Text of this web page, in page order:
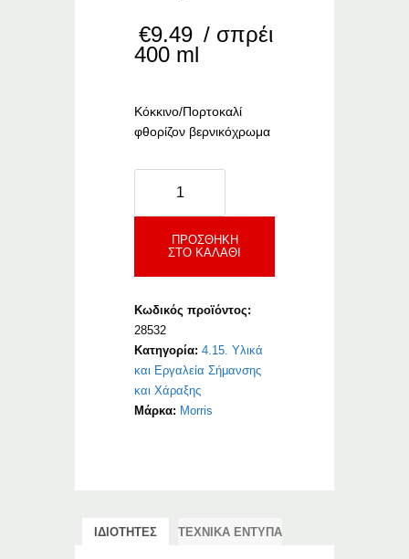
€9.49 / σπρέι
400 ml
Κόκκινο/Πορτοκαλί
φθορίζον βερνικόχρωμα
Κόκκινο/
Πορτοκαλί
ποσότητα
ΠΡΟΣΘΉΚΗ
ΣΤΟ ΚΑΛΆΘΙ
Κωδικός προϊόντος:
28532
Κατηγορία:4.15. Υλικά
και Εργαλεία Σήμανσης
και Χάραξης
Μάρκα: Morris
ΙΔΙΟΤΗΤΕΣ ΤΕΧΝΙΚΑ ΕΝΤΥΠΑ